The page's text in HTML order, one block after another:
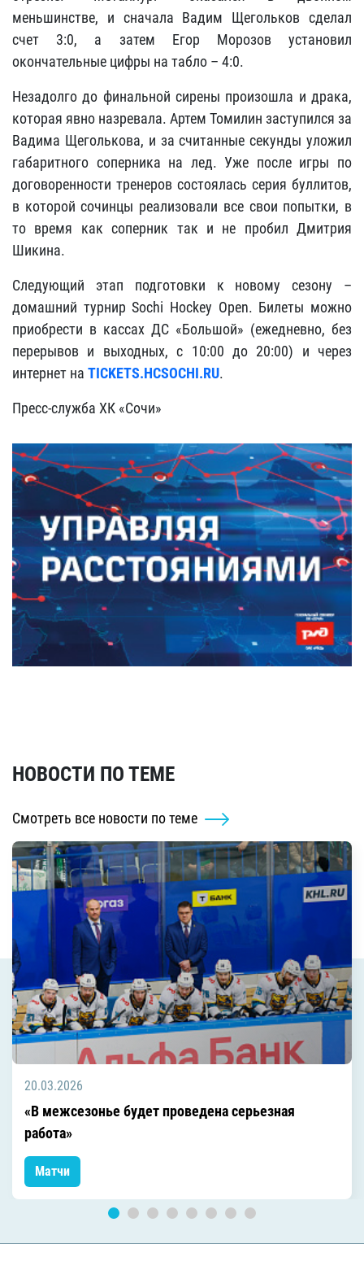
меньшинстве, и сначала Вадим Щегольков сделал
счет 3:0, а затем Егор Морозов установил
окончательные цифры на табло – 4:0.
Незадолго до финальной сирены произошла и драка,
которая явно назревала. Артем Томилин заступился за
Вадима Щеголькова, и за считанные секунды уложил
габаритного соперника на лед. Уже после игры по
договоренности тренеров состоялась серия буллитов,
в которой сочинцы реализовали все свои попытки, в
то время как соперник так и не пробил Дмитрия
Шикина.
Следующий этап подготовки к новому сезону –
домашний турнир Sochi Hockey Open. Билеты можно
приобрести в кассах ДС «Большой» (ежедневно, без
перерывов и выходных, с 10:00 до 20:00) и через
интернет на TICKETS.HCSOCHI.RU.
Пресс-служба ХК «Сочи»
НОВОСТИ ПО ТЕМЕ
Смотреть все новости по теме
20.03.2026
«В межсезонье будет проведена серьезная
работа»
Матчи